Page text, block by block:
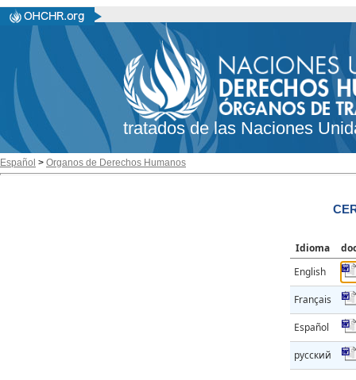
tratados de las Naciones
Español > Organos de Derechos Humanos
Idioma
English
Français
Español
русский